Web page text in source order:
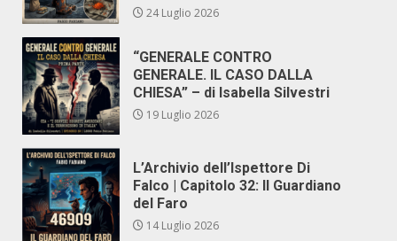
24 Luglio 2026
“GENERALE CONTRO
GENERALE. IL CASO DALLA
CHIESA” – di Isabella Silvestri
19 Luglio 2026
L’Archivio dell’Ispettore Di
Falco | Capitolo 32: Il Guardiano
del Faro
14 Luglio 2026